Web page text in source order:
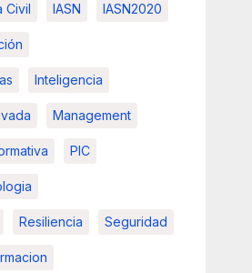
Civil IASN IASN2020
Inteligencia
Management
PIC
Resiliencia Seguridad